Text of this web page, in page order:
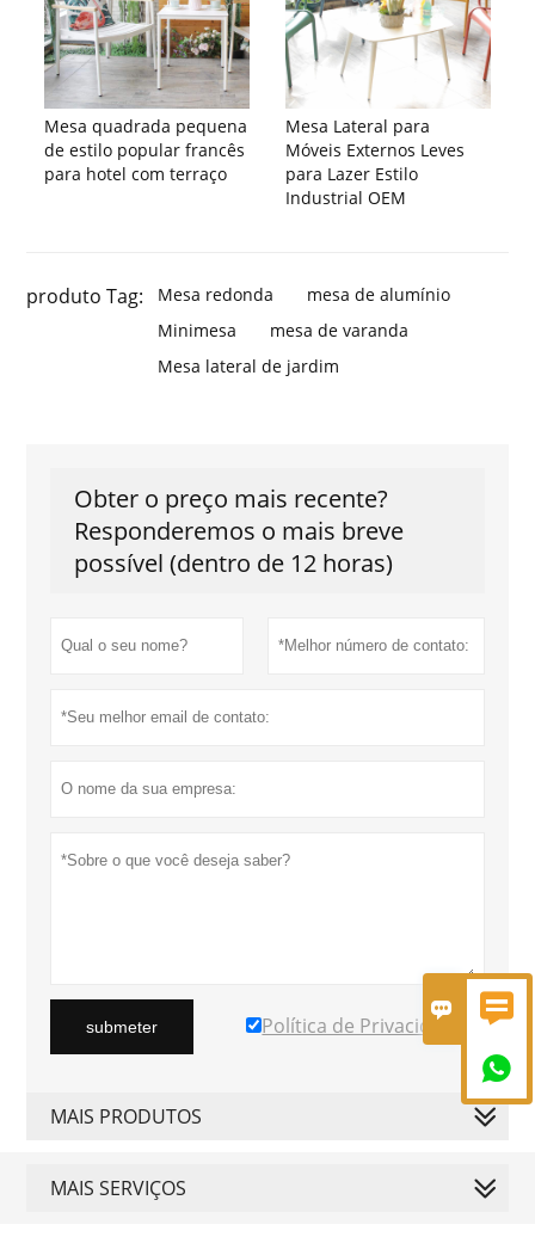
 

Mesa quadrada pequena
de estilo popular francês
para hotel com terraço
Mesa Lateral para
Móveis Externos Leves
para Lazer Estilo
Industrial OEM
produto Tag: Mesa redonda
mesa de alumínio
Minimesa
mesa de varanda
Mesa lateral de jardim
Obter o preço mais recente?
Responderemos o mais breve
possível (dentro de 12 horas)
submeter Política de Privacidade
MAIS PRODUTOS
MAIS SERVIÇOS